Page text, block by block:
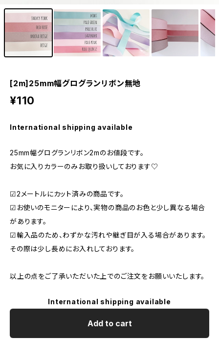
[2m]25mm幅グログランリボン無地
¥110
International shipping available
25mm幅グログランリボン2mのお値段です。
お気に入りカラーのみお取り扱いしております♡
☑2メートルにカット済みの商品です。
☑お使いのモニターにより、実物の商品のお色と少し異なる場合
があります。
☑輸入品のため、わずかな汚れや継ぎ目が入る場合があります。
その際は少し長めにお入れしております。
以上の点をご了承いただいた上でのご注文をお願いいたします。
International shipping available
Add to cart